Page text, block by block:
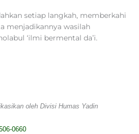
setiap langkah, memberkahi
menjadikannya wasilah
‘ilmi bermental da’i.
oleh Divisi Humas Yadin
0660